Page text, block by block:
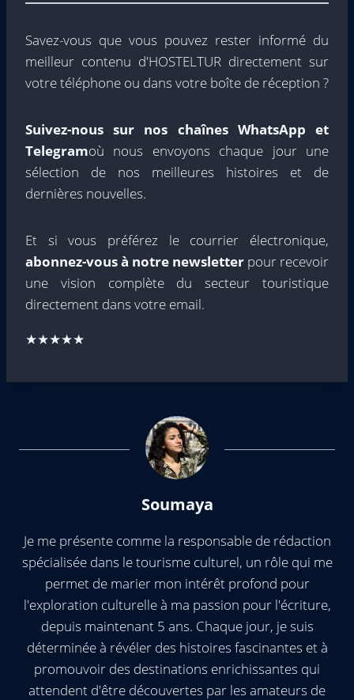
Savez-vous que vous pouvez rester informé du
meilleur contenu d'HOSTELTUR directement sur
votre téléphone ou dans votre boîte de réception ?
Suivez-nous sur nos chaînes WhatsApp et
Telegramoù nous envoyons chaque jour une
sélection de nos meilleures histoires et de
dernières nouvelles.
Et si vous préférez le courrier électronique,
abonnez-vous à notre newsletter pour recevoir
une vision complète du secteur touristique
directement dans votre email.
★★★★★
Soumaya
Je me présente comme la responsable de rédaction
spécialisée dans le tourisme culturel, un rôle qui me
permet de marier mon intérêt profond pour
l'exploration culturelle à ma passion pour l'écriture,
depuis maintenant 5 ans. Chaque jour, je suis
déterminée à révéler des histoires fascinantes et à
promouvoir des destinations enrichissantes qui
attendent d'être découvertes par les amateurs de